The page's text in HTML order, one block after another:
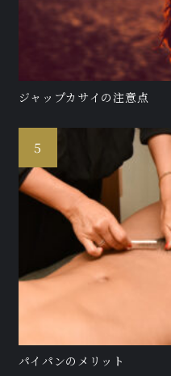
ジャップカサイの注意点
パイパンのメリット